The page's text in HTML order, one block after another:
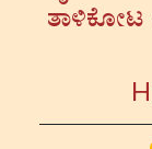
vÁ½PÉÆÃl